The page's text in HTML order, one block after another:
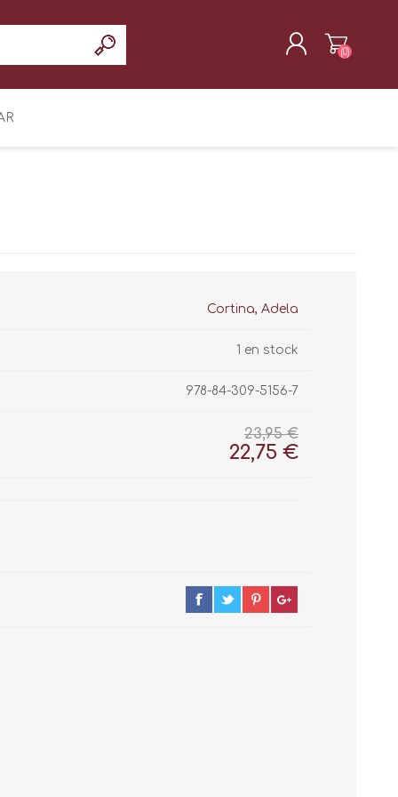
(0)
Cortina, Adela
1 en stock
978-84-309-5156-7
23,95 €
22,75 €